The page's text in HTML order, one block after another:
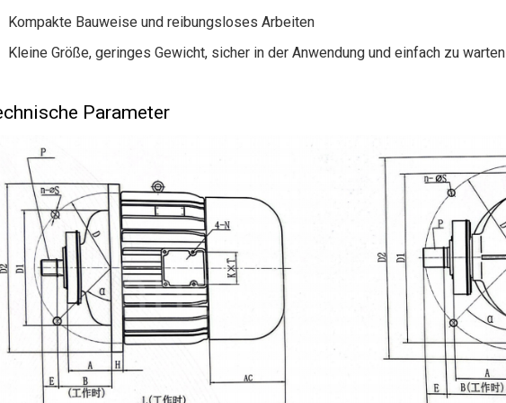
Kompakte Bauweise und reibungsloses Arbeiten
Kleine Größe, geringes Gewicht, sicher in der Anwendung und einfach zu warten
Parameter